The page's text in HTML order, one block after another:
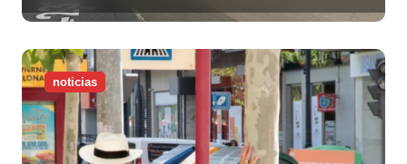
noticias